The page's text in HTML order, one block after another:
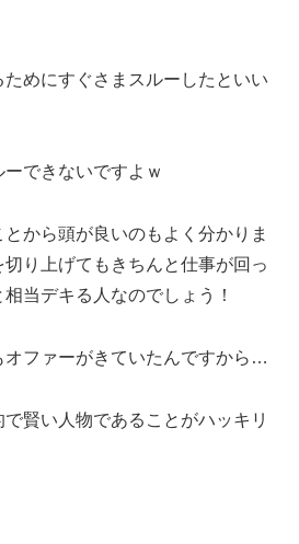
ためにすぐさまスルーしたといい
できないですよｗ
から頭が良いのもよく分かりま
り上げてもきちんと仕事が回っ
当デキる人なのでしょう！
オファーがきていたんですから…
賢い人物であることがハッキリ